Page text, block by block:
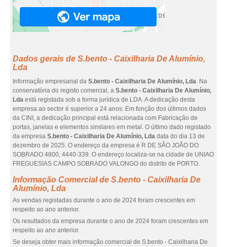
Dados gerais de S.bento - Caixilharia De Alumínio,
Lda
Informação empresarial da S.bento - Caixilharia De Alumínio, Lda. Na
conservatória do registo comercial, a S.bento - Caixilharia De Alumínio,
Lda está registada sob a forma jurídica de LDA. A dedicação desta
empresa ao sector é superior a 24 anos. Em função dos últimos dados
da CINI, a dedicação principal está relacionada com Fabricação de
portas, janelas e elementos similares em metal. O último dado registado
da empresa S.bento - Caixilharia De Alumínio, Lda data do dia 13 de
dezembro de 2025. O endereço da empresa é R DE SÃO JOÃO DO
SOBRADO 4800, 4440-339. O endereço localiza-se na cidade de UNIAO
FREGUESIAS CAMPO SOBRADO VALONGO do distrito de PORTO.
Informação Comercial de S.bento - Caixilharia De
Alumínio, Lda
As vendas registadas durante o ano de 2024 foram crescentes em
respeito ao ano anterior.
Os resultados da empresa durante o ano de 2024 foram crescentes em
respeito ao ano anterior.
Se deseja obter mais informação comercial de S.bento - Caixilharia De